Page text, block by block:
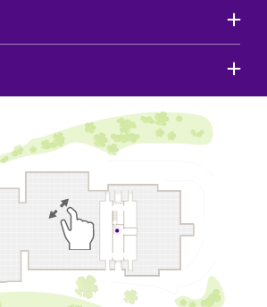
Pinch to zoom